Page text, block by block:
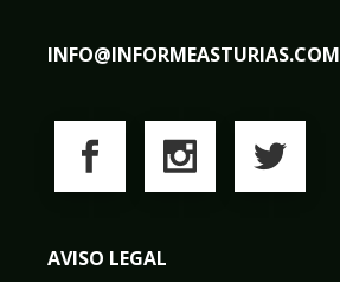
INFO@INFORMEASTURIAS.COM
AVISO LEGAL